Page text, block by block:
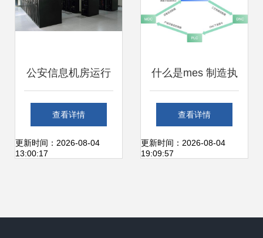
服务
公安信息机房运行
维护系统解决方案
设备状态实时展现
查看详情
更新时间：2026-08-04
13:00:17
什么是mes 制造执
行系统 mes系统的
定位 特点及功能详
查看详情
更新时间：2026-08-04
19:09:57